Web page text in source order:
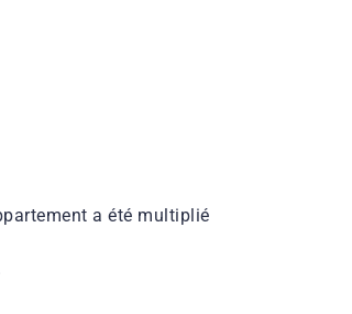
a été multiplié